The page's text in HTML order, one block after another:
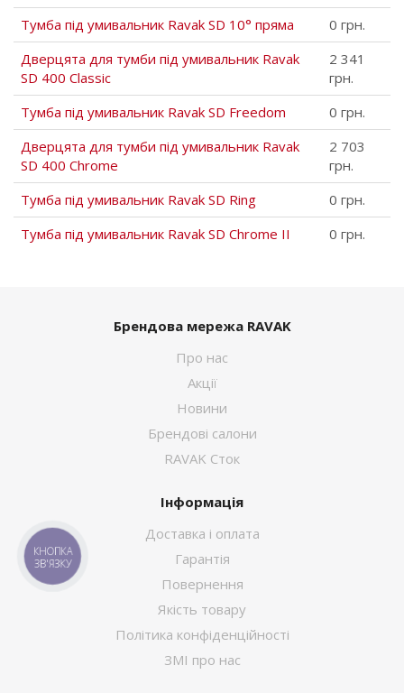
Тумба під умивальник Ravak SD 10° пряма
0 грн.
Дверцята для тумби під умивальник Ravak
SD 400 Classic
2 341
грн.
Тумба під умивальник Ravak SD Freedom
0 грн.
Дверцята для тумби під умивальник Ravak
SD 400 Chrome
2 703
грн.
Тумба під умивальник Ravak SD Ring
0 грн.
Тумба під умивальник Ravak SD Chrome II
0 грн.
Брендова мережа RAVAK
Про нас
Акції
Новини
Брендові салони
RAVAK Сток
Інформація
Доставка і оплата
Гарантія
Повернення
Якість товару
Політика конфіденційності
ЗМІ про нас
КНОПКА
ЗВ'ЯЗКУ